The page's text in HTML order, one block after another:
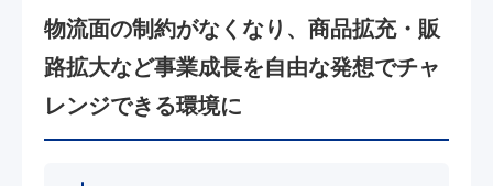
物流面の制約がなくなり、商品拡充・販
路拡大など事業成長を自由な発想でチャ
レンジできる環境に